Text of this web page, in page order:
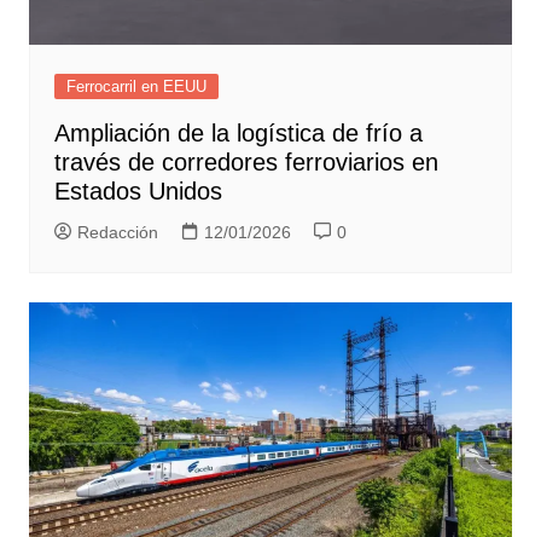
Ferrocarril en EEUU
Ampliación de la logística de frío a
través de corredores ferroviarios en
Estados Unidos
Redacción 12/01/2026 0